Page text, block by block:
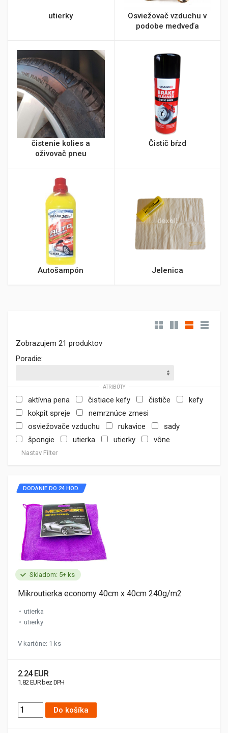
utierky
Osviežovač vzduchu v
podobe medveďa
čistenie kolies a
oživovač pneu
Čistič bŕzd
Autošampón Jelenica
Zobrazujem 21 produktov
Poradie:
ATRIBÚTY
aktívna pena čistiace kefy čističe
kefy
kokpit spreje
nemrznúce zmesi
osviežovače vzduchu
rukavice
sady
špongie
utierka utierky vône
Nastav Filter
Skladom: 5+ ks
DODANIE DO 24 HOD.
Mikroutierka economy 40cm x 40cm 240g/m2
utierka
utierky
V kartóne: 1 ks
2.24 EUR
1.82 EUR bez DPH
Do košíka